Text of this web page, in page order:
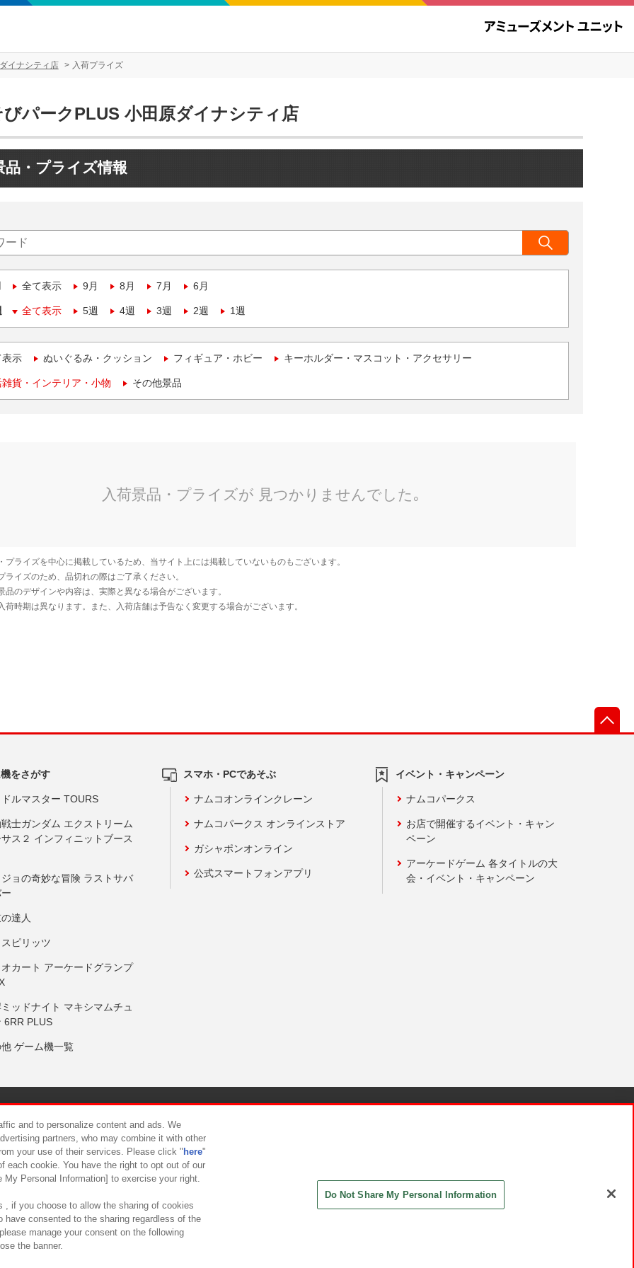
イナシティ店 入荷プライズ
パークPLUS 小田原ダイナシティ店
品・プライズ情報
全て表示 9月 8月 7月 6月
全て表示 5週 4週 3週 2週 1週
表示 ぬいぐるみ・クッション フィギュア・ホビー キーホルダー・マスコット・アクセサリー
貨・インテリア・小物 その他景品
をさがす
ルマスター TOURS
士ガンダム エクストリーム
ス２ インフィニットブース
ョの奇妙な冒険 ラストサバ
達人
ピリッツ
カート アーケードグランプ
ッドナイト マキシマムチュ
6RR PLUS
ゲーム機一覧
スマホ・PCであそぶ
ナムコオンラインクレーン
ナムコパークス オンラインストア
ガシャポンオンライン
公式スマートフォンアプリ
イベント・キャンペーン
ナムコパークス
お店で開催するイベント・キャン
ペーン
アーケードゲーム 各タイトルの大
会・イベント・キャンペーン
について カスタマーハラスメント対応方針
and to personalize content and ads. We
partners, who may combine it with other
your use of their services. Please click " here"
each cookie. You have the right to opt out of our
Personal Information] to exercise your right.
, if you choose to allow the sharing of cookies
have consented to the sharing regardless of the
manage your consent on the following
the banner.
Do Not Share My Personal Information